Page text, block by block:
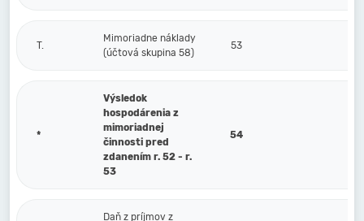
T.
Mimoriadne náklady
(účtová skupina 58)
53
*
Výsledok
hospodárenia z
mimoriadnej
činnosti pred
zdanením r. 52 - r.
53
54
Daň z príjmov z